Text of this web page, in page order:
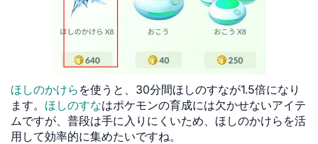
ほしのかけら を使うと、30分間ほしのすなが1.5倍になり
ます。 ほしのすなはポケモンの育成には欠かせないアイテ
ムですが、普段は手に入りにくいため、ほしのかけらを活
用して効率的に集めたいですね。